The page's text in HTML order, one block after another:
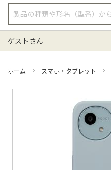
ツ
に
ス
キ
ッ
ゲストさん
ホーム スマホ・タブレット